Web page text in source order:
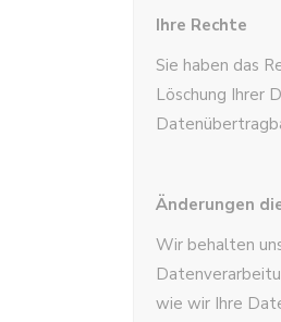
Ihre Rechte
Sie haben das
Löschung Ihrer
Änderungen
Wir behalten
wie wir Ihre